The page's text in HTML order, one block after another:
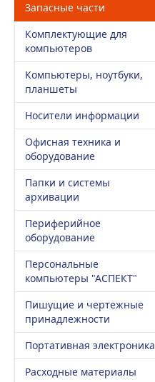
Запасные части
Комплектующие для
компьютеров
Компьютеры, ноутбуки,
планшеты
Носители информации
Офисная техника и
оборудование
Папки и системы
архивации
Периферийное
оборудование
Персональные
компьютеры "АСПЕКТ"
Пишущие и чертежные
принадлежности
Портативная электроника
Расходные материалы